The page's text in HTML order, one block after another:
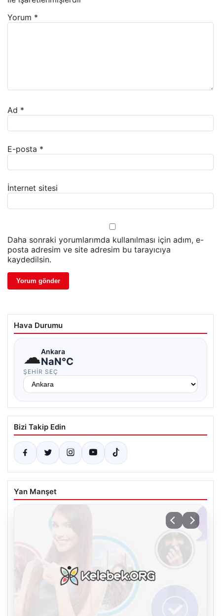
Yorum *
Ad *
E-posta *
İnternet sitesi
Daha sonraki yorumlarımda kullanılması için adım, e-
posta adresim ve site adresim bu tarayıcıya
kaydedilsin.
Hava Durumu
☁Ankara
NaN°C
ŞEHIR SEÇ
Bizi Takip Edin
Yan Manşet